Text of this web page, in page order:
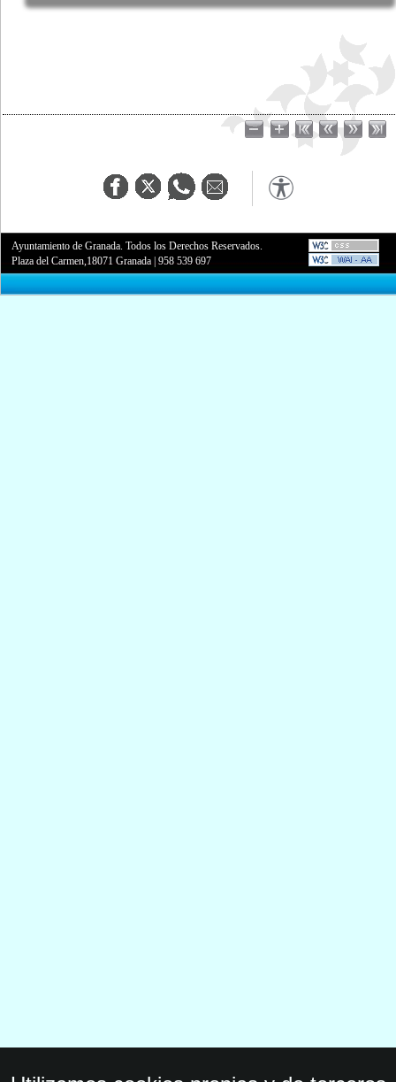
Ayuntamiento de Granada. Todos los Derechos Reservados.
Plaza del Carmen,18071 Granada |958 539 697